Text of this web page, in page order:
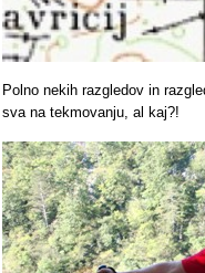
Polno nekih razgledov in
sva na tekmovanju, al kaj?!